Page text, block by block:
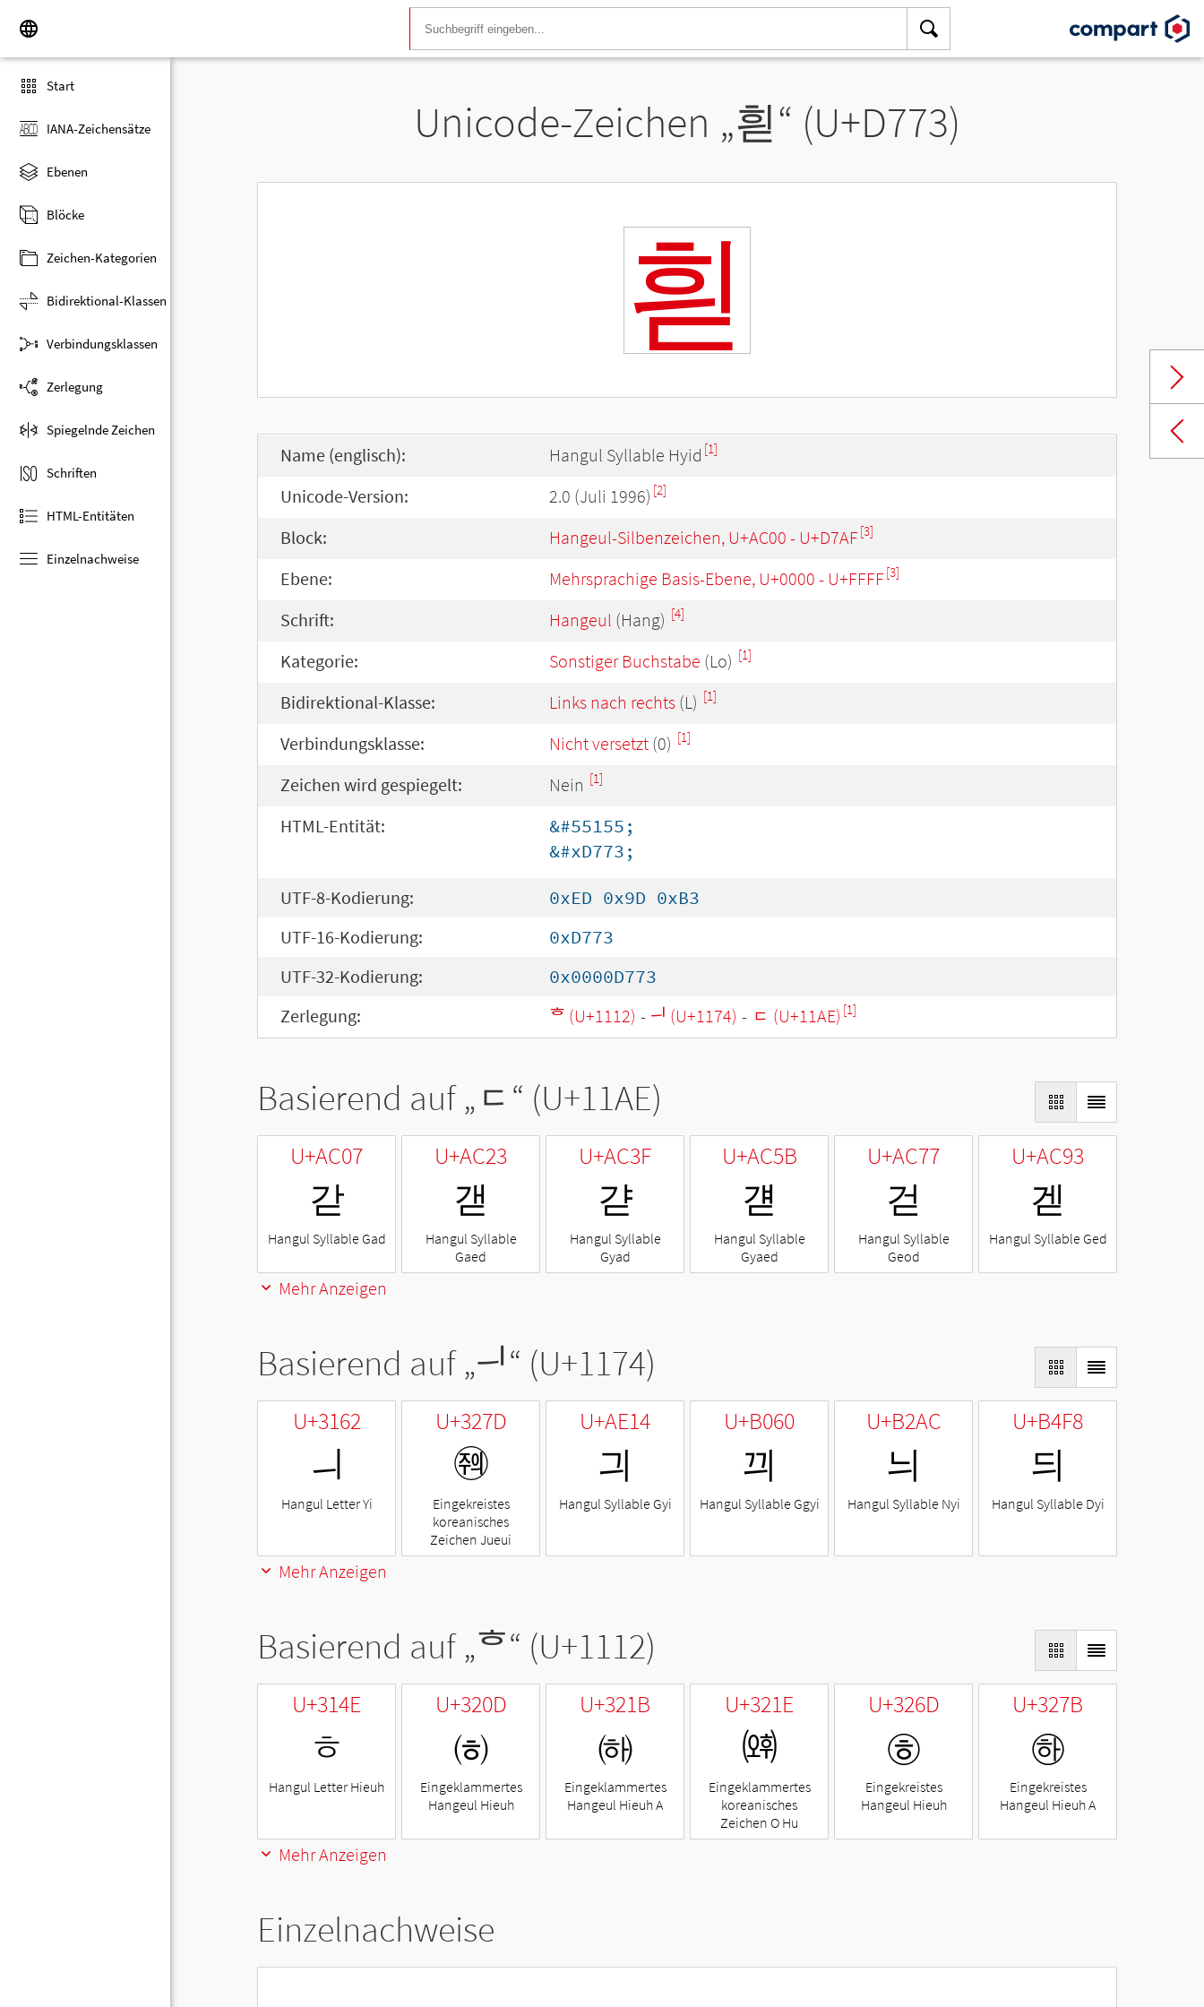
Start
IANA-Zeichensätze
Ebenen
Blöcke
Zeichen-Kategorien
Bidirektional-Klassen
Verbindungsklassen
Zerlegung
Spiegelnde Zeichen
Schriften
HTML-Entitäten
Einzelnachweise
Unicode-Zeichen „흳“ (U+D773)
흳
Name (englisch): Hangul Syllable Hyid [1]
Unicode-Version: 2.0 (Juli 1996) [2]
Block: Hangeul-Silbenzeichen, U+AC00 - U+D7AF[3]
Ebene: Mehrsprachige Basis-Ebene, U+0000 - U+FFFF[3]
Schrift: Hangeul (Hang) [4]
Kategorie: Sonstiger Buchstabe (Lo) [1]
Bidirektional-Klasse: Links nach rechts (L) [1]
Verbindungsklasse: Nicht versetzt (0) [1]
Zeichen wird gespiegelt: Nein [1]
HTML-Entität:
&#55155;
&#xD773;
UTF-8-Kodierung:
0xED 0x9D 0xB3
UTF-16-Kodierung:
0xD773
UTF-32-Kodierung:
0x0000D773
Zerlegung:
ᄒ (U+1112) - ᅴ (U+1174) - ᆮ (U+11AE) [1]
Basierend auf „ ᆮ “ (U+11AE)
U+AC07
갇
Hangul Syllable Gad
U+AC23
갣
Hangul Syllable
Gaed
U+AC3F
갿
Hangul Syllable
Gyad
U+AC5B
걛
Hangul Syllable
Gyaed
U+AC77
걷
Hangul Syllable
Geod
U+AC93
겓
Hangul Syllable Ged
Mehr Anzeigen
Basierend auf „ᅴ“ (U+1174)
U+3162
ㅢ
Hangul Letter Yi
U+327D
㉽
Eingekreistes
koreanisches
Zeichen Jueui
U+AE14
긔
Hangul Syllable Gyi
U+B060
끠
Hangul Syllable Ggyi
U+B2AC
늬
Hangul Syllable Nyi
U+B4F8
듸
Hangul Syllable Dyi
Mehr Anzeigen
Basierend auf „ᄒ“ (U+1112)
U+314E
ㅎ
Hangul Letter Hieuh
U+320D
㈍
Eingeklammertes
Hangeul Hieuh
U+321B
㈛
Eingeklammertes
Hangeul Hieuh A
U+321E
㈞
Eingeklammertes
koreanisches
Zeichen O Hu
U+326D
㉭
Eingekreistes
Hangeul Hieuh
U+327B
㉻
Eingekreistes
Hangeul Hieuh A
Mehr Anzeigen
Einzelnachweise